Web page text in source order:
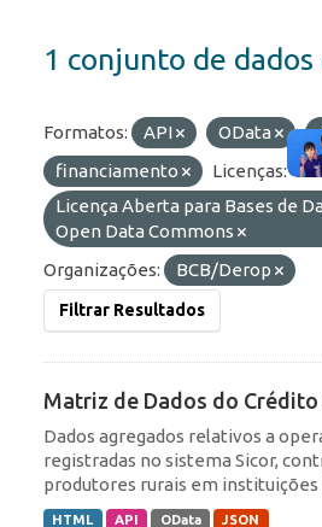
1 conjunto de
Formatos: API OData
financiamento
Licenças:
Licença Aberta para Bases de
Open Data Commons
Organizações:
BCB/Derop
Filtrar Resultados
Matriz de Dados do Crédito
Dados agregados relativos a
registradas no sistema Sicor,
produtores rurais em instituições
HTML API OData JSON